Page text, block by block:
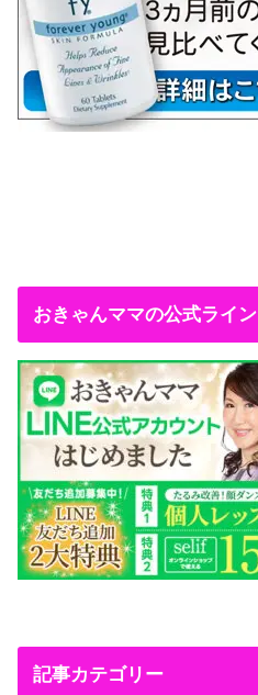
おきゃんママの公式ライン
記事カテゴリー